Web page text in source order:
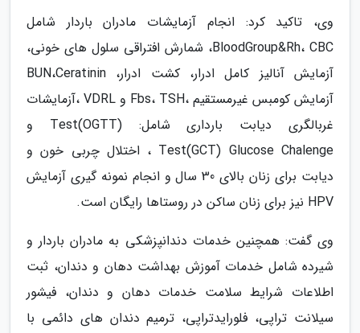
وی، تاکید کرد: انجام آزمایشات مادران باردار شامل
BloodGroup&Rh، CBC، شمارش افتراقی سلول های خونی،
آزمایش آنالیز کامل ادرار، کشت ادرار، BUN،Ceratinin
آزمایش کومبس غیرمستقیم ،Fbs، TSH و VDRL ،آزمایشات
غربالگری دیابت بارداری شامل: (Test(OGTT و
Test(GCT) Glucose Chalenge ، اختلال چربی خون و
دیابت برای زنان بالای 30 سال و انجام نمونه گیری آزمایش
HPV نیز برای زنان ساکن در روستاها رایگان است.
وی گفت: همچنین خدمات دندانپزشکی به مادران باردار و
شیرده شامل خدمات آموزش بهداشت دهان و دندان، ثبت
اطلاعات شرایط سلامت خدمات دهان و دندان، فیشور
سیلانت تراپی، فلورایدتراپی، ترمیم دندان های دائمی با